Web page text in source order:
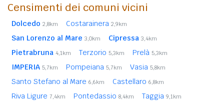
Censimenti dei comuni vicini
Dolcedo 2,8km Costarainera 2,9km
San Lorenzo al Mare 3,0km Cipressa 3,4km
Pietrabruna 4,1km Terzorio 5,3km Prelà 5,3km
IMPERIA 5,7km Pompeiana 5,7km Vasia 5,8km
Santo Stefano al Mare 6,6km Castellaro 6,8km
Riva Ligure 7,4km Pontedassio 8,4km Taggia 9,1km